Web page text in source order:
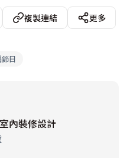
複製連結
更多
目
內裝修設計